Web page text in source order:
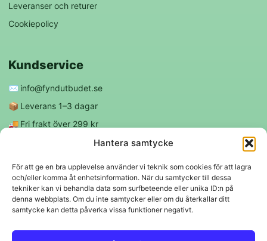
Hantera samtycke
För att ge en bra upplevelse använder vi teknik som cookies för att lagra
och/eller komma åt enhetsinformation. När du samtycker till dessa
tekniker kan vi behandla data som surfbeteende eller unika ID:n på
denna webbplats. Om du inte samtycker eller om du återkallar ditt
samtycke kan detta påverka vissa funktioner negativt.
Leveranser och returer
Cookiepolicy
Kundservice
✉️ info@fyndutbudet.se
📦 Leverans 1–3 dagar
🚚 Fri frakt över 299 kr
Följ oss
f ◎